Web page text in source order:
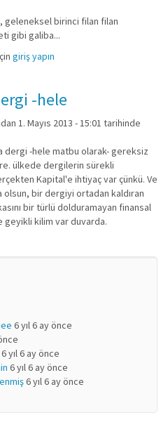
geleneksel birinci filan filan
gibi galiba...
giriş yapın
-hele
1. Mayıs 2013 - 15:01 tarihinde
dergi -hele matbu olarak- gereksiz
ülkede dergilerin sürekli
Kapital'e ihtiyaç var çünkü. Ve
olsun, bir dergiyi ortadan kaldıran
bir türlü dolduramayan finansal
geyikli kilim var duvarda.
6 yıl 6 ay önce
6 yıl 6 ay önce
6 yıl 6 ay önce
6 yıl 6 ay önce